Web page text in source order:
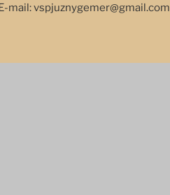
mail: vspjuznygemer@gmail.com